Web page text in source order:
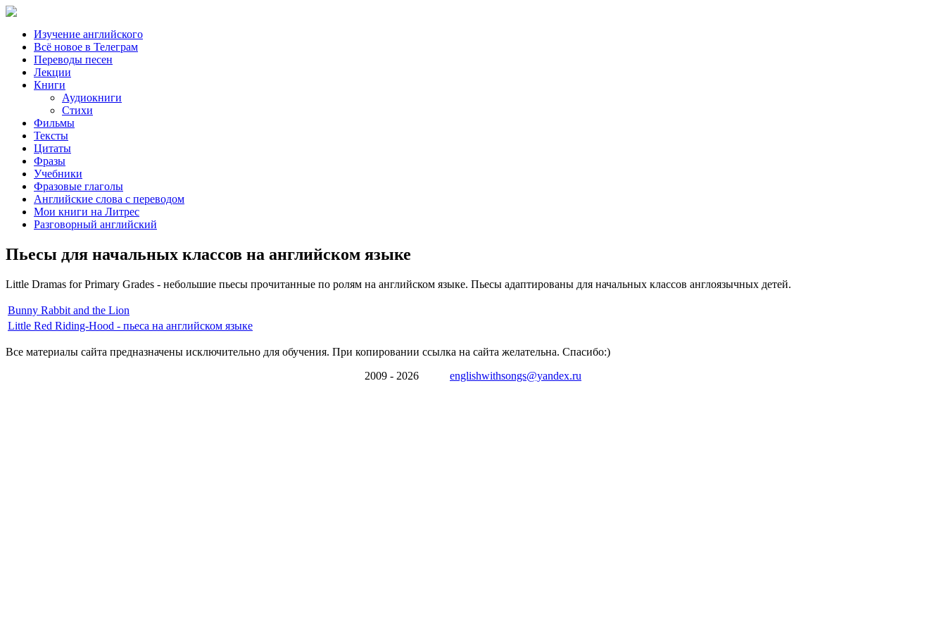
Изучение английского
Всё новое в Телеграм
Переводы песен
Лекции
Книги
Аудиокниги
Стихи
Фильмы
Тексты
Цитаты
Фразы
Учебники
Фразовые глаголы
Английские слова с переводом
Мои книги на Литрес
Разговорный английский
Пьесы для начальных классов на английском языке
Little Dramas for Primary Grades - небольшие пьесы прочитанные по ролям на английском языке. Пьесы адаптированы для начальных классов англоязычных детей.
Bunny Rabbit and the Lion
Little Red Riding-Hood - пьеса на английском языке
Все материалы сайта предназначены исключительно для обучения. При копировании ссылка на сайта желательна. Спасибо:)
2009 - 2026 englishwithsongs@yandex.ru